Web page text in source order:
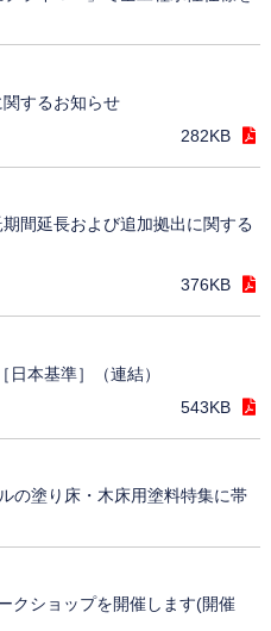
するお知らせ
282KB
間延長および追加拠出に関する
376KB
本基準］（連結）
543KB
の塗り床・木床用塗料特集に帯
クショップを開催します(開催